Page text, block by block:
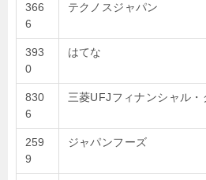
366
6
テクノスジャパン
393
0
はてな
830
6
三菱UFJフィナンシャル・
259
9
ジャパンフーズ